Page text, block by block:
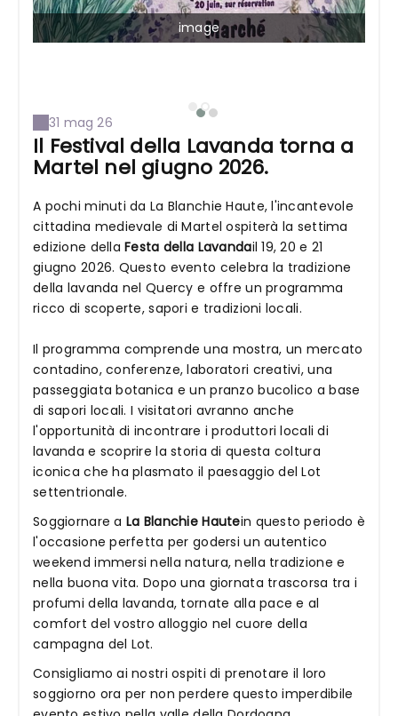
image
31 mag 26
Il Festival della Lavanda torna a
Martel nel giugno 2026.
A pochi minuti da La Blanchie Haute, l'incantevole
cittadina medievale di Martel ospiterà la settima
edizione della Festa della Lavandail 19, 20 e 21
giugno 2026. Questo evento celebra la tradizione
della lavanda nel Quercy e offre un programma
ricco di scoperte, sapori e tradizioni locali.
Il programma comprende una mostra, un mercato
contadino, conferenze, laboratori creativi, una
passeggiata botanica e un pranzo bucolico a base
di sapori locali. I visitatori avranno anche
l'opportunità di incontrare i produttori locali di
lavanda e scoprire la storia di questa coltura
iconica che ha plasmato il paesaggio del Lot
settentrionale.
Soggiornare a La Blanchie Hautein questo periodo è
l'occasione perfetta per godersi un autentico
weekend immersi nella natura, nella tradizione e
nella buona vita. Dopo una giornata trascorsa tra i
profumi della lavanda, tornate alla pace e al
comfort del vostro alloggio nel cuore della
campagna del Lot.
Consigliamo ai nostri ospiti di prenotare il loro
soggiorno ora per non perdere questo imperdibile